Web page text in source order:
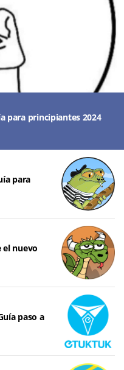
para principiantes 2024
para
el nuevo
paso a